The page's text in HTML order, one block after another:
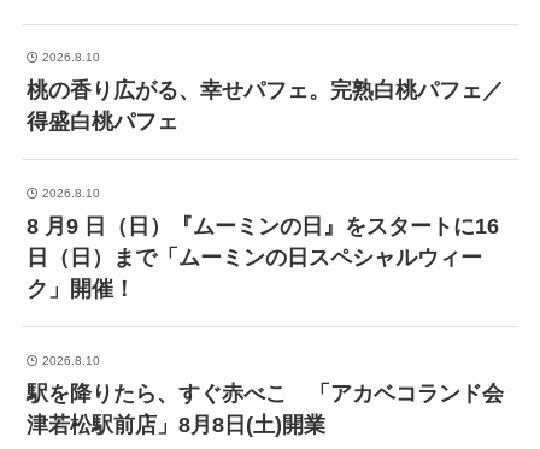
2026.8.10
桃の香り広がる、幸せパフェ。完熟白桃パフェ／
得盛白桃パフェ
2026.8.10
8 月9 日（日）『ムーミンの日』をスタートに16
日（日）まで「ムーミンの日スペシャルウィー
ク」開催！
2026.8.10
駅を降りたら、すぐ赤べこ 「アカベコランド会
津若松駅前店」8月8日(土)開業